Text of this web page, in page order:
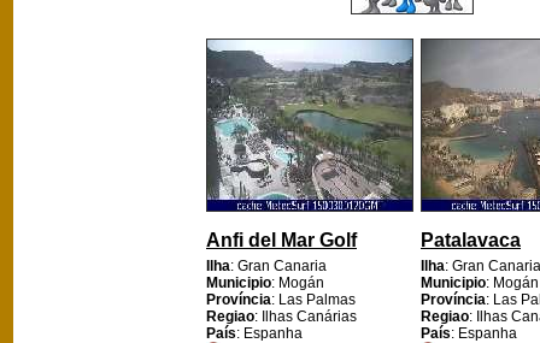
Anfi del Mar Golf
Ilha: Gran Canaria
Municipio: Mogán
Província: Las Palmas
Regiao: Ilhas Canárias
País: Espanha
Patalavaca
Ilha: Gran Canaria
Municipio: Mogán
Província: Las
Regiao: Ilhas
País: Espanha